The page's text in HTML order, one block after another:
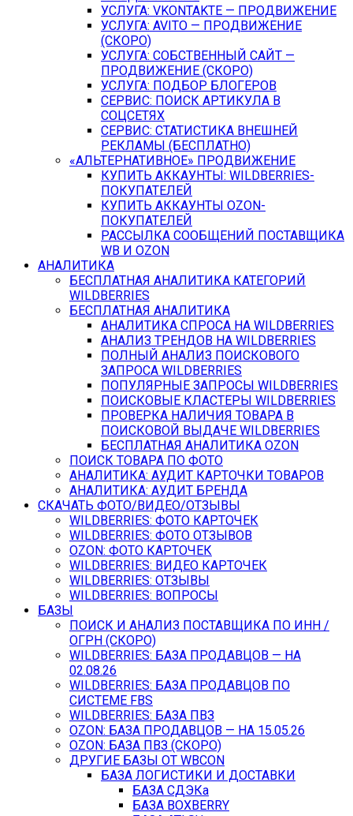
УСЛУГА: VKONTAKTE — ПРОДВИЖЕНИЕ
УСЛУГА: AVITO — ПРОДВИЖЕНИЕ
(СКОРО)
УСЛУГА: СОБСТВЕННЫЙ САЙТ —
ПРОДВИЖЕНИЕ (СКОРО)
УСЛУГА: ПОДБОР БЛОГЕРОВ
СЕРВИС: ПОИСК АРТИКУЛА В
СОЦСЕТЯХ
СЕРВИС: СТАТИСТИКА ВНЕШНЕЙ
РЕКЛАМЫ (БЕСПЛАТНО)
«АЛЬТЕРНАТИВНОЕ» ПРОДВИЖЕНИЕ
КУПИТЬ АККАУНТЫ: WILDBERRIES-
ПОКУПАТЕЛЕЙ
КУПИТЬ АККАУНТЫ OZON-
ПОКУПАТЕЛЕЙ
РАССЫЛКА СООБЩЕНИЙ ПОСТАВЩИКА
WB И OZON
АНАЛИТИКА
БЕСПЛАТНАЯ АНАЛИТИКА КАТЕГОРИЙ
WILDBERRIES
БЕСПЛАТНАЯ АНАЛИТИКА
АНАЛИТИКА СПРОСА НА WILDBERRIES
АНАЛИЗ ТРЕНДОВ НА WILDBERRIES
ПОЛНЫЙ АНАЛИЗ ПОИСКОВОГО
ЗАПРОСА WILDBERRIES
ПОПУЛЯРНЫЕ ЗАПРОСЫ WILDBERRIES
ПОИСКОВЫЕ КЛАСТЕРЫ WILDBERRIES
ПРОВЕРКА НАЛИЧИЯ ТОВАРА В
ПОИСКОВОЙ ВЫДАЧЕ WILDBERRIES
БЕСПЛАТНАЯ АНАЛИТИКА OZON
ПОИСК ТОВАРА ПО ФОТО
АНАЛИТИКА: АУДИТ КАРТОЧКИ ТОВАРОВ
АНАЛИТИКА: АУДИТ БРЕНДА
СКАЧАТЬ ФОТО/ВИДЕО/ОТЗЫВЫ
WILDBERRIES: ФОТО КАРТОЧЕК
WILDBERRIES: ФОТО ОТЗЫВОВ
OZON: ФОТО КАРТОЧЕК
WILDBERRIES: ВИДЕО КАРТОЧЕК
WILDBERRIES: ОТЗЫВЫ
WILDBERRIES: ВОПРОСЫ
БАЗЫ
ПОИСК И АНАЛИЗ ПОСТАВЩИКА ПО ИНН /
ОГРН (СКОРО)
WILDBERRIES: БАЗА ПРОДАВЦОВ — НА
02.08.26
WILDBERRIES: БАЗА ПРОДАВЦОВ ПО
СИСТЕМЕ FBS
WILDBERRIES: БАЗА ПВЗ
OZON: БАЗА ПРОДАВЦОВ — НА 15.05.26
OZON: БАЗА ПВЗ (СКОРО)
ДРУГИЕ БАЗЫ ОТ WBCON
БАЗА ЛОГИСТИКИ И ДОСТАВКИ
БАЗА СДЭКа
БАЗА BOXBERRY